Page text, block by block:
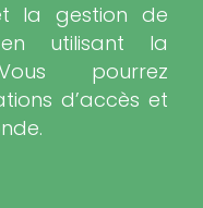
la gestion de
utilisant la
pourrez
d’accès et